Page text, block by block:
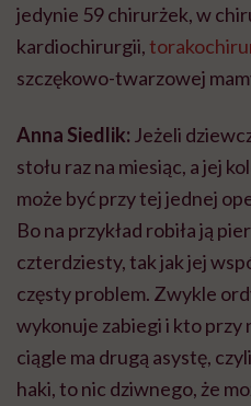
jedynie 59 chirurżek, w
kardiochirurgii,
szczękowo-twarzowej
Anna Siedlik: Jeżeli
stołu raz na miesiąc, a jej
może być przy tej jednej
Bo na przykład robiła ją
czterdziesty, tak jak jej
częsty problem. Zwykle
wykonuje zabiegi i kto przy
ciągle ma drugą asystę,
haki, to nic dziwnego, że